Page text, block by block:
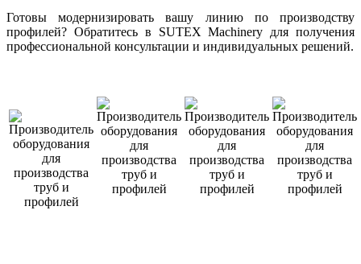
Готовы модернизировать вашу линию по производству
профилей? Обратитесь в SUTEX Machinery для получения
профессиональной консультации и индивидуальных решений.